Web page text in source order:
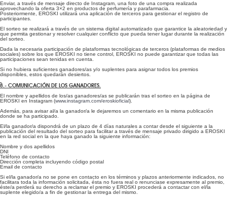
Enviar, a través de mensaje directo de Instagram, una foto de una compra realizada
aprovechando la oferta 3×2 en productos de perfumería y parafarmacia.
Posteriormente, EROSKI utilizará una aplicación de terceros para gestionar el registro de
participantes.
El sorteo se realizará a través de un sistema digital automatizado que garantice la aleatoriedad y
que permita gestionar y resolver cualquier conflicto que pueda tener lugar durante la realización
del sorteo.
Dada la necesaria participación de plataformas tecnológicas de terceros (plataformas de medios
sociales) sobre los que EROSKI no tiene control, EROSKI no puede garantizar que todas las
participaciones sean tenidas en cuenta.
Si no hubiera suficientes ganadores/as y/o suplentes para asignar todos los premios
disponibles, estos quedarán desiertos.
8.- COMUNICACIÓN DE LOS GANADORES.
El nombre y apellidos de los/as ganadores/as se publicarán tras el sorteo en la página de
EROSKI en Instagram (www.instagram.com/eroskioficial).
Además, para avisar al/a la ganador/a le dejaremos un comentario en la misma publicación
donde se ha participado.
El/la ganador/a dispondrá de un plazo de 4 días naturales a contar desde el siguiente a la
publicación del resultado del sorteo para facilitar a través de mensaje privado dirigido a EROSKI
en la red social en la que haya ganado la siguiente información:
Nombre y dos apellidos
DNI
Teléfono de contacto
Dirección completa incluyendo código postal
Email de contacto
Si el/la ganador/a no se pone en contacto en los términos y plazos anteriormente indicados, no
facilitara toda la información solicitada, ésta no fuera real o renunciase expresamente al premio,
éste/a perderá su derecho a reclamar el premio y EROSKI procederá a contactar con el/la
suplente elegido/a a fin de gestionar la entrega del mismo.